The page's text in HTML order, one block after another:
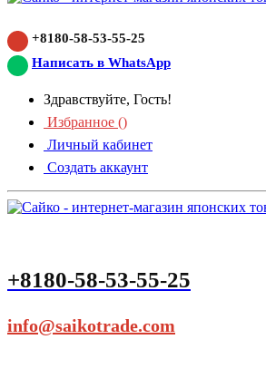
+8180-58-53-55-25
Написать в WhatsApp
Здравствуйте, Гость!
Избранное ()
Личный кабинет
Создать аккаунт
+8180-58-53-55-25
info@saikotrade.com